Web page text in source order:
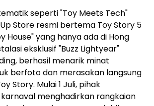
seperti "Toy Meets Tech"
Store resmi bertema Toy Story 5
House" yang hanya ada di Hong
eksklusif "Buzz Lightyear"
berhasil menarik minat
berfoto dan merasakan langsung
Story. Mulai 1 Juli, pihak
menghadirkan rangkaian